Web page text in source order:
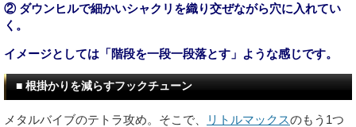
② ダウンヒルで細かいシャクリを織り交ぜながら穴に入れてい
く。
イメージとしては「階段を一段一段落とす」ような感じです。
■ 根掛かりを減らすフックチューン
メタルバイブのテトラ攻め。そこで、 リトルマックスのもう1つ